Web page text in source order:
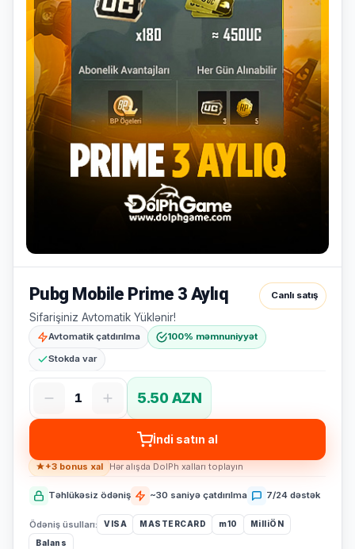
yoxdur.
Hamısına
bax
Səbətiniz
boşdur
Sevdiyiniz
məhsulları
əlavə
Pubg Mobile Prime 3 Aylıq
Sifarişiniz Avtomatik Yüklənir!
Canlı satış
Avtomatik çatdırılma
100% məmnuniyyət
Stokda var
1 5.50 AZN
İndi satın al
+3 bonus xal Hər alışda DolPh xalları toplayın
Təhlükəsiz ödəniş ~30 saniyə çatdırılma 7/24 dəstək
Ödəniş üsulları: VISA MASTERCARD m10
MilliÖN
Balans